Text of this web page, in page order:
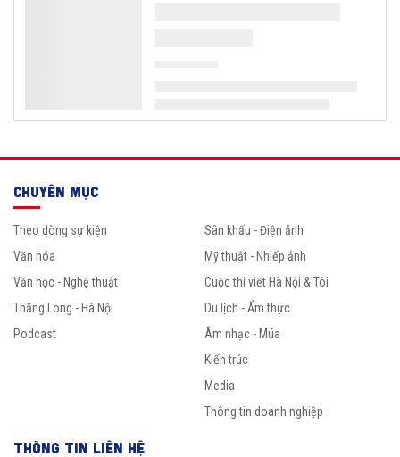
CHUYÊN MỤC
Theo dòng sự kiện
Văn hóa
Văn học - Nghệ thuật
Thăng Long - Hà Nội
Podcast
Sân khấu - Điện ảnh
Mỹ thuật - Nhiếp ảnh
Cuộc thi viết Hà Nội & Tôi
Du lịch - Ẩm thực
Âm nhạc - Múa
Kiến trúc
Media
Thông tin doanh nghiệp
THÔNG TIN LIÊN HỆ